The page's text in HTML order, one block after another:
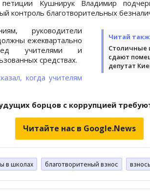
Кушнирук Владимир
контроль благотворительных
Читай
Столичные
сдают
депутат
руководители
ежеквартально
учителями и
средствах.
когда учителям
борцов с коррупцией
Читайте нас в Google.News
в школах благотворитеный взнос